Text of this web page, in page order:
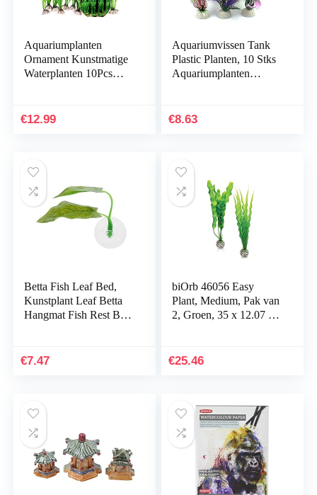
Aquariumplanten
Ornament Kunstmatige
Waterplanten 10Pcs
Aquarium Planten
€12.99
Aquariumvissen Tank
Plastic Planten, 10 Stks
Aquariumplanten
Aquarium…
€8.63
Betta Fish Leaf Bed,
Kunstplant Leaf Betta
Hangmat Fish Rest Bed
€7.47
biOrb 46056 Easy
Plant, Medium, Pak van
2, Groen, 35 x 12.07 x
€25.46